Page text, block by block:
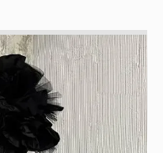
новый